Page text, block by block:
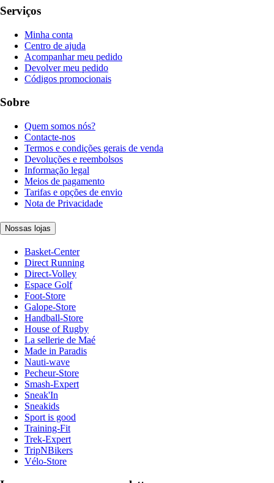
Serviços
Minha conta
Centro de ajuda
Acompanhar meu pedido
Devolver meu pedido
Códigos promocionais
Sobre
Quem somos nós?
Contacte-nos
Termos e condições gerais de venda
Devoluções e reembolsos
Informação legal
Meios de pagamento
Tarifas e opções de envio
Nota de Privacidade
Nossas lojas
Basket-Center
Direct Running
Direct-Volley
Espace Golf
Foot-Store
Galope-Store
Handball-Store
House of Rugby
La sellerie de Maé
Made in Paradis
Nauti-wave
Pecheur-Store
Smash-Expert
Sneak'In
Sneakids
Sport is good
Training-Fit
Trek-Expert
TripNBikers
Vélo-Store